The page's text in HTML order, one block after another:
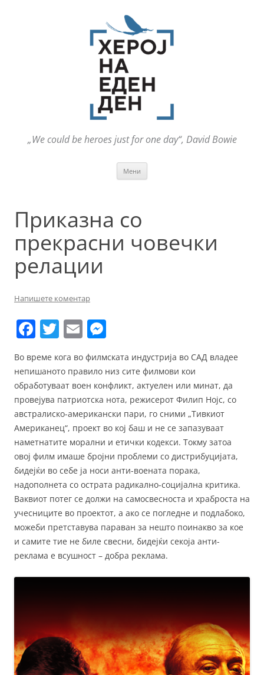
„We could be heroes just for one day“, David Bowie
Мени
Приказна со
прекрасни човечки
релации
Напишете коментар
F
c
e
b
o
o
k
T
itt
er
E
m
ai
l
ss
e
n
g
er
Во време кога во филмската индустрија во САД владее
непишаното правило низ сите филмови кои
обработуваат воен конфликт, актуелен или минат, да
провејува патриотска нота, режисерот Филип Нојс, со
австралиско-американски пари, го сними „Тивкиот
Американец“, проект во кој баш и не се запазуваат
наметнатите морални и етички кодекси. Токму затоа
овој филм имаше бројни проблеми со дистрибуцијата,
бидејќи во себе ја носи анти-воената порака,
надополнета со острата радикално-социјална критика.
Ваквиот потег се должи на самосвесноста и храброста на
учесниците во проектот, а ако се погледне и подлабоко,
можеби претставува параван за нешто поинакво за кое
и самите тие не биле свесни, бидејќи секоја анти-
реклама е всушност – добра реклама.